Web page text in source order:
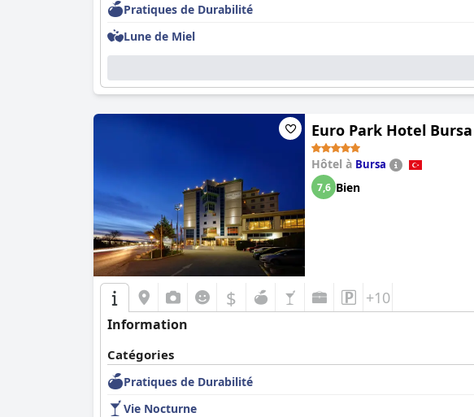
Pratiques de Durabilité
Lune de Miel
Euro Park Hotel Bursa
Hôtel à Bursa
7,6 Bien
$ +10
Information
Catégories
Pratiques de Durabilité
Vie Nocturne